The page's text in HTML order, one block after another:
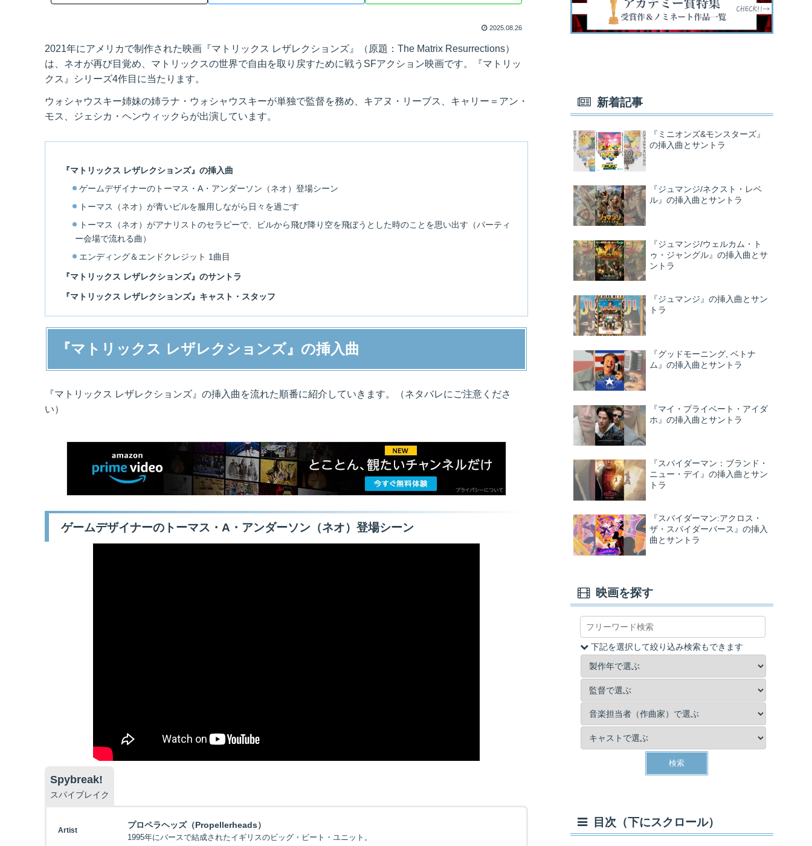
2025.08.26
2021年にアメリカで制作された映画『マトリックス レザレクションズ』（原題：The Matrix Resurrections）
は、ネオが再び目覚め、マトリックスの世界で自由を取り戻すために戦うSFアクション映画です。『マトリッ
クス』シリーズ4作目に当たります。
ウォシャウスキー姉妹の姉ラナ・ウォシャウスキーが単独で監督を務め、キアヌ・リーブス、キャリー＝アン・
モス、ジェシカ・ヘンウィックらが出演しています。
『マトリックス レザレクションズ』の挿入曲
ゲームデザイナーのトーマス・A・アンダーソン（ネオ）登場シーン
トーマス（ネオ）が青いピルを服用しながら日々を過ごす
トーマス（ネオ）がアナリストのセラピーで、ビルから飛び降り空を飛ぼうとした時のことを思い出す（パーティ
ー会場で流れる曲）
エンディング＆エンドクレジット 1曲目
『マトリックス レザレクションズ』のサントラ
『マトリックス レザレクションズ』キャスト・スタッフ
『マトリックス レザレクションズ』の挿入曲
『マトリックス レザレクションズ』の挿入曲を流れた順番に紹介していきます。（ネタバレにご注意くださ
い）
ゲームデザイナーのトーマス・A・アンダーソン（ネオ）登場シーン
Spybreak!
スパイブレイク
Artist
プロペラヘッズ（Propellerheads）
1995年にバースで結成されたイギリスのビッグ・ビート・ユニット。
新着記事
『ミニオンズ&モンスターズ』
の挿入曲とサントラ
『ジュマンジ/ネクスト・レベ
ル』の挿入曲とサントラ
『ジュマンジ/ウェルカム・ト
ゥ・ジャングル』の挿入曲とサ
ントラ
『ジュマンジ』の挿入曲とサン
トラ
『グッドモーニング, ベトナ
ム』の挿入曲とサントラ
『マイ・プライベート・アイダ
ホ』の挿入曲とサントラ
『スパイダーマン：ブランド・
ニュー・デイ』の挿入曲とサン
トラ
『スパイダーマン:アクロス・
ザ・スパイダーバース』の挿入
曲とサントラ
映画を探す
下記を選択して絞り込み検索もできます
目次（下にスクロール）